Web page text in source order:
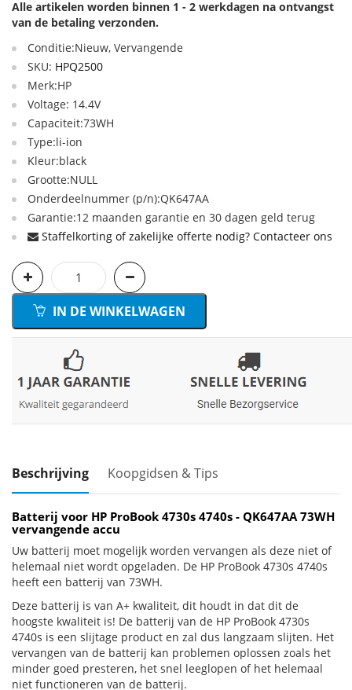
Alle artikelen worden binnen 1 - 2 werkdagen na ontvangst
van de betaling verzonden.
Conditie:Nieuw, Vervangende
SKU: HPQ2500
Merk:HP
Voltage: 14.4V
Capaciteit:73WH
Type:li-ion
Kleur:black
Grootte:NULL
Onderdeelnummer (p/n):QK647AA
Garantie:12 maanden garantie en 30 dagen geld terug
Staffelkorting of zakelijke offerte nodig? Contacteer ons
IN DE WINKELWAGEN
Beschrijving Koopgidsen & Tips
Batterij voor HP ProBook 4730s 4740s - QK647AA 73WH
vervangende accu
Uw batterij moet mogelijk worden vervangen als deze niet of
helemaal niet wordt opgeladen. De HP ProBook 4730s 4740s
heeft een batterij van 73WH.
Deze batterij is van A+ kwaliteit, dit houdt in dat dit de
hoogste kwaliteit is! De batterij van de HP ProBook 4730s
4740s is een slijtage product en zal dus langzaam slijten. Het
vervangen van de batterij kan problemen oplossen zoals het
minder goed presteren, het snel leeglopen of het helemaal
niet functioneren van de batterij.